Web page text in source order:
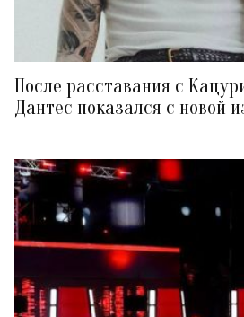
После расставания с
Дантес показался с новой